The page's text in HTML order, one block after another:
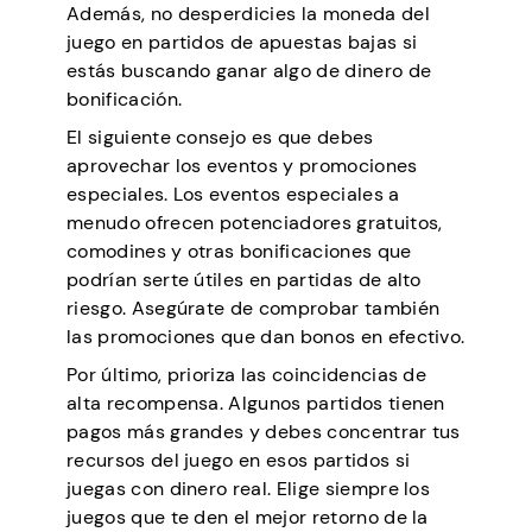
Además, no desperdicies la moneda del
juego en partidos de apuestas bajas si
estás buscando ganar algo de dinero de
bonificación.
El siguiente consejo es que debes
aprovechar los eventos y promociones
especiales. Los eventos especiales a
menudo ofrecen potenciadores gratuitos,
comodines y otras bonificaciones que
podrían serte útiles en partidas de alto
riesgo. Asegúrate de comprobar también
las promociones que dan bonos en efectivo.
Por último, prioriza las coincidencias de
alta recompensa. Algunos partidos tienen
pagos más grandes y debes concentrar tus
recursos del juego en esos partidos si
juegas con dinero real. Elige siempre los
juegos que te den el mejor retorno de la